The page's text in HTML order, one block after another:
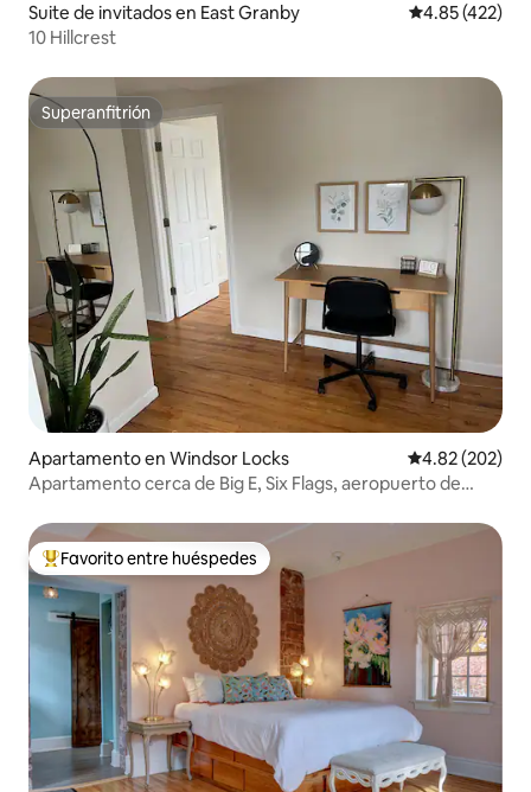
Suite de invitados en East Granby Calificación
4.85 (422)
10 Hillcrest
Superanfitrión
Superanfitrión
Apartamento en Windsor Locks Calificación
4.82 (202)
Apartamento cerca de Big E, Six Flags, aeropuerto de
Favorito entre huéspedes preferido
Favorito entre huéspedes